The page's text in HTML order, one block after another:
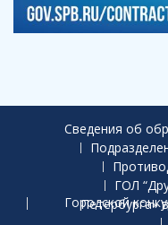
Сведения об
ГОЛ
Городской конкурс «Школа